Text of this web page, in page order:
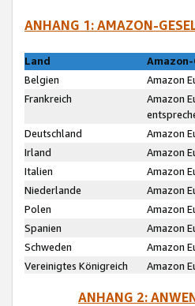
ANHANG 1: AMAZON-
Land
Belgien
Amazon
Frankreich
Amazon
Deutschland
Amazon
Irland
Amazon
Italien
Amazon
Niederlande
Amazon
Polen
Amazon
Spanien
Amazon
Schweden
Amazon
Vereinigtes Königreich
Amazon
ANHANG 2: